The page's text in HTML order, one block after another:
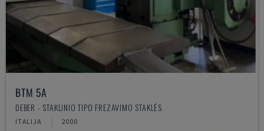
BTM 5A
DEBER - STAKLINIO TIPO FREZAVIMO STAKLĖS
ITALIJA 2000